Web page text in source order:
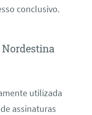
conclusivo.
utilizada
assinaturas